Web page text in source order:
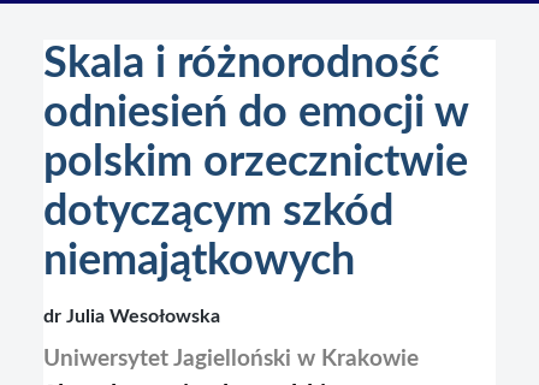
Skala i różnorodność
odniesień do emocji w
polskim orzecznictwie
dotyczącym szkód
niemajątkowych
dr Julia Wesołowska
Uniwersytet Jagielloński w Krakowie